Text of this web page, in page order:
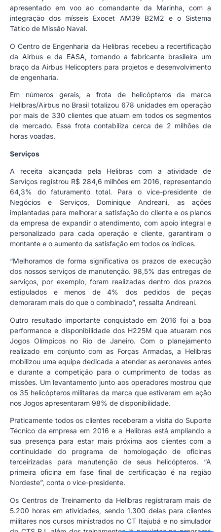
apresentado em voo ao comandante da Marinha, com a
integração dos mísseis Exocet AM39 B2M2 e o Sistema
Tático de Missão Naval.
O Centro de Engenharia da Helibras recebeu a recertificação
da Airbus e da EASA, tornando a fabricante brasileira um
braço da Airbus Helicopters para projetos e desenvolvimento
de engenharia.
Em números gerais, a frota de helicópteros da marca
Helibras/Airbus no Brasil totalizou 678 unidades em operação
por mais de 330 clientes que atuam em todos os segmentos
de mercado. Essa frota contabiliza cerca de 2 milhões de
horas voadas.
Serviços
A receita alcançada pela Helibras com a atividade de
Serviços registrou R$ 284,6 milhões em 2016, representando
64,3% do faturamento total. Para o vice-presidente de
Negócios e Serviços, Dominique Andreani, as ações
implantadas para melhorar a satisfação do cliente e os planos
da empresa de expandir o atendimento, com apoio integral e
personalizado para cada operação e cliente, garantiram o
montante e o aumento da satisfação em todos os índices.
“Melhoramos de forma significativa os prazos de execução
dos nossos serviços de manutenção. 98,5% das entregas de
serviços, por exemplo, foram realizadas dentro dos prazos
estipulados e menos de 4% dos pedidos de peças
demoraram mais do que o combinado”, ressalta Andreani.
Outro resultado importante conquistado em 2016 foi a boa
performance e disponibilidade dos H225M que atuaram nos
Jogos Olímpicos no Rio de Janeiro. Com o planejamento
realizado em conjunto com as Forças Armadas, a Helibras
mobilizou uma equipe dedicada a atender as aeronaves antes
e durante a competição para o cumprimento de todas as
missões. Um levantamento junto aos operadores mostrou que
os 35 helicópteros militares da marca que estiveram em ação
nos Jogos apresentaram 98% de disponibilidade.
Praticamente todos os clientes receberam a visita do Suporte
Técnico da empresa em 2016 e a Helibras está ampliando a
sua presença para estar mais próxima aos clientes com a
continuidade do programa de homologação de oficinas
terceirizadas para manutenção de seus helicópteros. “A
primeira oficina em fase final de certificação é na região
Nordeste”, conta o vice-presidente.
Os Centros de Treinamento da Helibras registraram mais de
5.200 horas em atividades, sendo 1.300 delas para clientes
militares nos cursos ministrados no CT Itajubá e no simulador